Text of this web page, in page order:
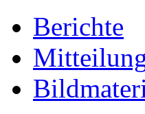
Berichte